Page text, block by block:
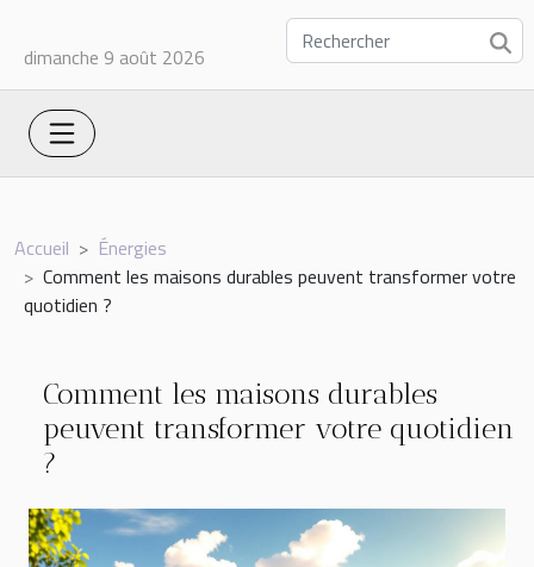
dimanche 9 août 2026
Accueil
Énergies
Comment les maisons durables peuvent transformer votre
quotidien ?
Comment les maisons durables
peuvent transformer votre quotidien
?